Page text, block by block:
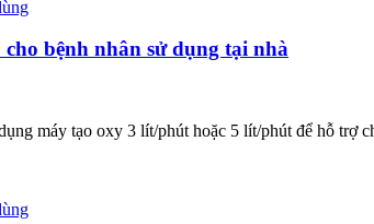
bệnh nhân sử dụng tại nhà
máy tạo oxy 3 lít/phút hoặc 5 lít/phút để hỗ trợ